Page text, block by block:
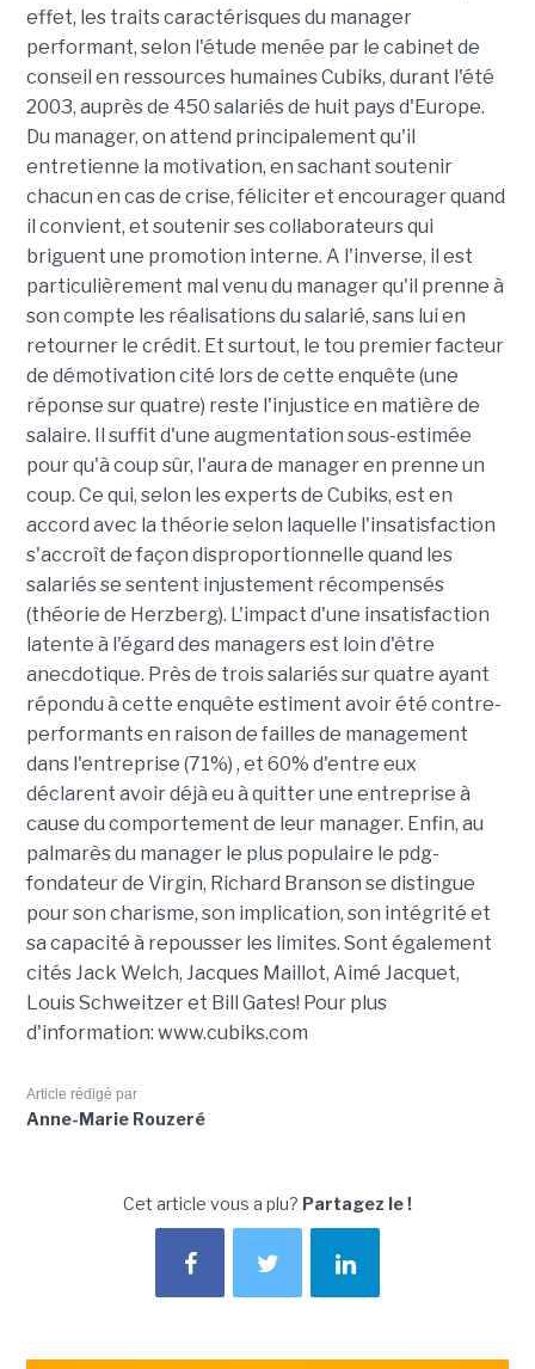
effet, les traits caractérisques du manager
performant, selon l'étude menée par le cabinet de
conseil en ressources humaines Cubiks, durant l'été
2003, auprès de 450 salariés de huit pays d'Europe.
Du manager, on attend principalement qu'il
entretienne la motivation, en sachant soutenir
chacun en cas de crise, féliciter et encourager quand
il convient, et soutenir ses collaborateurs qui
briguent une promotion interne. A l'inverse, il est
particulièrement mal venu du manager qu'il prenne à
son compte les réalisations du salarié, sans lui en
retourner le crédit. Et surtout, le tou premier facteur
de démotivation cité lors de cette enquête (une
réponse sur quatre) reste l'injustice en matière de
salaire. Il suffit d'une augmentation sous-estimée
pour qu'à coup sûr, l'aura de manager en prenne un
coup. Ce qui, selon les experts de Cubiks, est en
accord avec la théorie selon laquelle l'insatisfaction
s'accroît de façon disproportionnelle quand les
salariés se sentent injustement récompensés
(théorie de Herzberg). L'impact d'une insatisfaction
latente à l'égard des managers est loin d'être
anecdotique. Près de trois salariés sur quatre ayant
répondu à cette enquête estiment avoir été contre-
performants en raison de failles de management
dans l'entreprise (71%) , et 60% d'entre eux
déclarent avoir déjà eu à quitter une entreprise à
cause du comportement de leur manager. Enfin, au
palmarès du manager le plus populaire le pdg-
fondateur de Virgin, Richard Branson se distingue
pour son charisme, son implication, son intégrité et
sa capacité à repousser les limites. Sont également
cités Jack Welch, Jacques Maillot, Aimé Jacquet,
Louis Schweitzer et Bill Gates! Pour plus
d'information: www.cubiks.com
Article rédigé par
Anne-Marie Rouzeré
Cet article vous a plu? Partagez le !